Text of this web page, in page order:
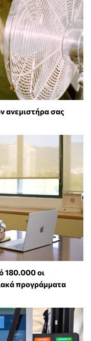
ανεμιστήρα σας
180.000 οι
προγράμματα